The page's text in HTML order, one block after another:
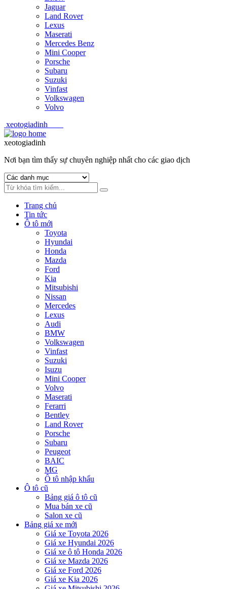
Jaguar
Land Rover
Lexus
Maserati
Mercedes Benz
Mini Cooper
Porsche
Subaru
Suzuki
Vinfast
Volkswagen
Volvo
xeotogiadinh
Skip
to
Skip
to
xeotogiadinh
Nơi bạn tìm thấy sự chuyên nghiệp nhất cho các giao dịch
Trang chủ
Tin tức
Ô tô mới
Toyota
Hyundai
Honda
Mazda
Ford
Kia
Mitsubishi
Nissan
Mercedes
Lexus
Audi
BMW
Volkswagen
Vinfast
Suzuki
Isuzu
Mini Cooper
Volvo
Maserati
Ferarri
Bentley
Land Rover
Porsche
Subaru
Peugeot
BAIC
MG
Ô tô nhập khẩu
Ô tô cũ
Bảng giá ô tô cũ
Mua bán xe cũ
Salon xe cũ
Bảng giá xe mới
Giá xe Toyota 2026
Giá xe Hyundai 2026
Giá xe ô tô Honda 2026
Giá xe Mazda 2026
Giá xe Ford 2026
Giá xe Kia 2026